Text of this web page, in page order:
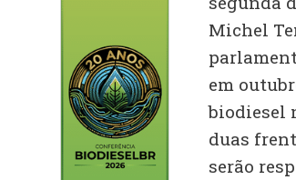
Michel
em
biodiesel
duas
serão